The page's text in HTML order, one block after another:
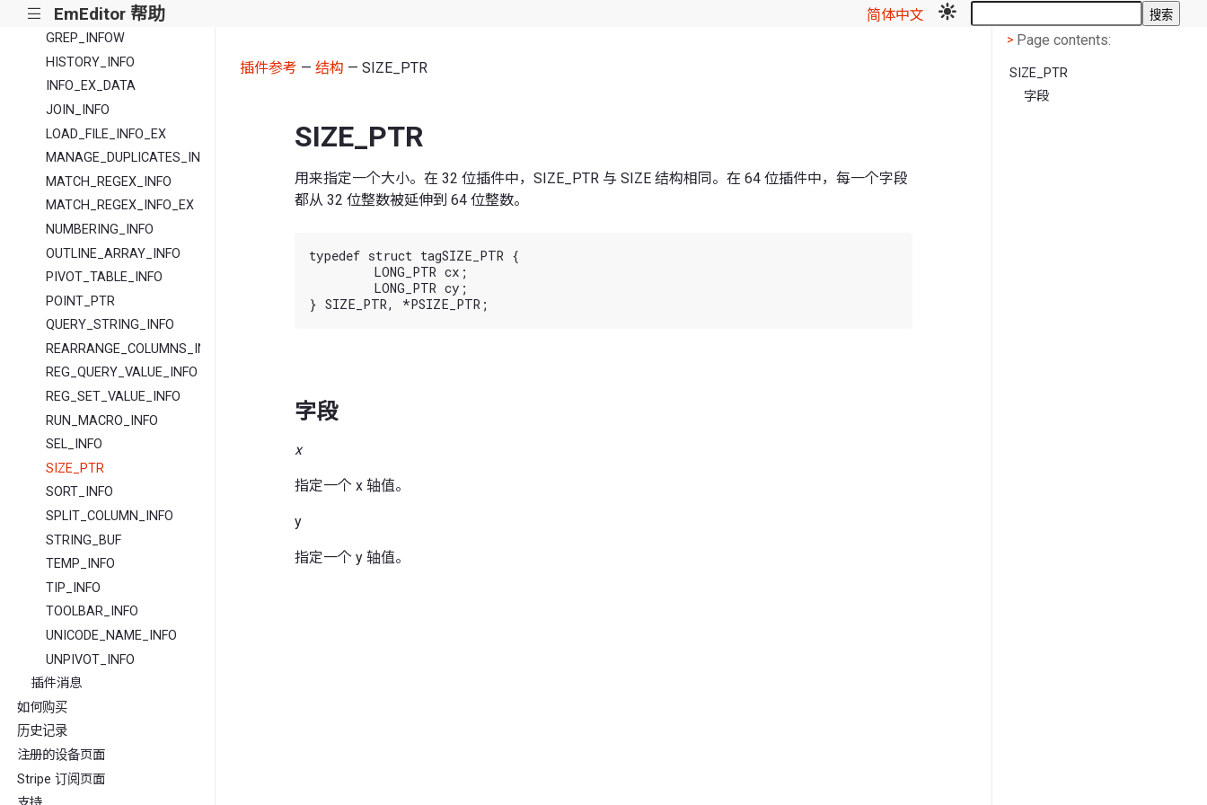
||| EmEditor 帮助 简体中文 搜索
GREP_INFOA
GREP_INFOW
HISTORY_INFO
INFO_EX_DATA
JOIN_INFO
LOAD_FILE_INFO_EX
MANAGE_DUPLICATES_INFO
MATCH_REGEX_INFO
MATCH_REGEX_INFO_EX
NUMBERING_INFO
OUTLINE_ARRAY_INFO
PIVOT_TABLE_INFO
POINT_PTR
QUERY_STRING_INFO
REARRANGE_COLUMNS_INFO
REG_QUERY_VALUE_INFO
REG_SET_VALUE_INFO
RUN_MACRO_INFO
SEL_INFO
SIZE_PTR
SORT_INFO
SPLIT_COLUMN_INFO
STRING_BUF
TEMP_INFO
TIP_INFO
TOOLBAR_INFO
UNICODE_NAME_INFO
UNPIVOT_INFO
插件消息
如何购买
历史记录
注册的设备页面
Stripe 订阅页面
插件参考 — 结构 — SIZE_PTR
SIZE_PTR
用来指定一个大小。在 32 位插件中，SIZE_PTR 与 SIZE 结构相同。在 64 位插件中，每一个字段
都从 32 位整数被延伸到 64 位整数。
typedef struct tagSIZE_PTR {
字段
x
指定一个 x 轴值。
y
指定一个 y 轴值。
< Page contents
> Page contents:
SIZE_PTR
字段